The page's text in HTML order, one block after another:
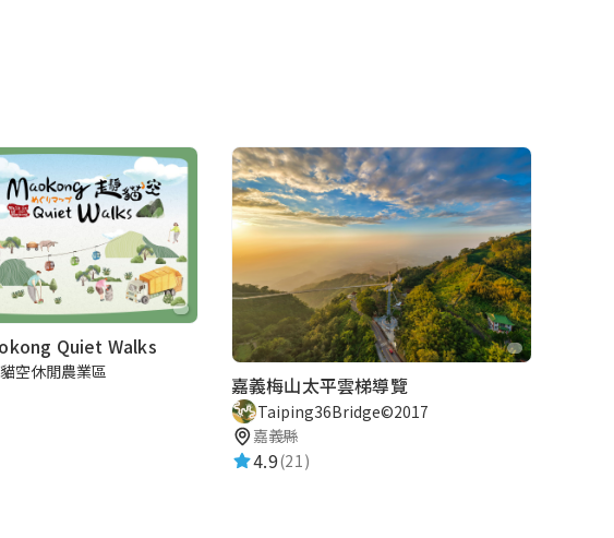
Quiet Walks
空休閒農業區
嘉義梅山太平雲梯導覽
Taiping36Bridge©2017
嘉義縣
4.9(21)